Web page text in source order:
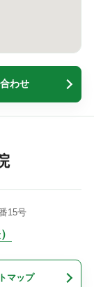
わせ
15号
マップ